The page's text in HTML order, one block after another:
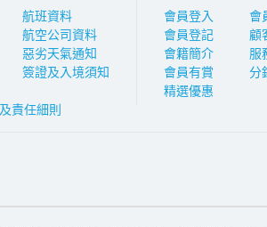
航班資料
航空公司資料
惡劣天氣通知
簽證及入境須知
責任細則
會員登入
會員登記
會籍簡介
會員有賞
精選優惠
會
顧
服
分